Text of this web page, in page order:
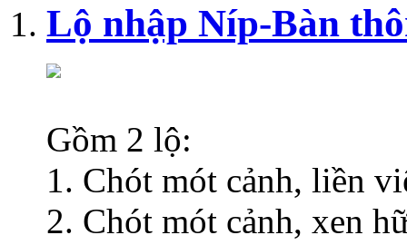
Lộ nhập Níp-Bàn
Gồm 2 lộ:
Chót mót cảnh, liền
Chót mót cảnh, xen